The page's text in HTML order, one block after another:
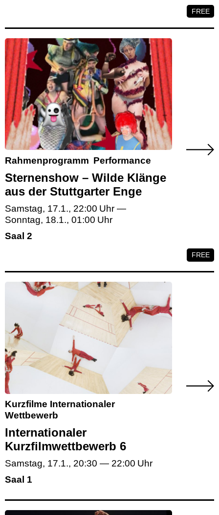
FREE
Rahmenprogramm Performance
Sternenshow – Wilde Klänge
aus der Stuttgarter Enge
Samstag, 17.1., 22:00
—
Sonntag, 18.1., 01:00
Saal 2
FREE
Kurzfilme Internationaler
Wettbewerb
Internationaler
Kurzfilmwettbewerb 6
Samstag, 17.1., 20:30 — 22:00
Saal 1